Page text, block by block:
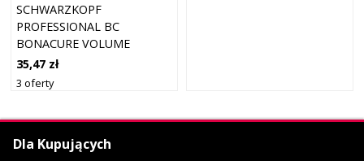
SCHWARZKOPF
PROFESSIONAL BC
BONACURE VOLUME
BOOST PERFECT FOAM
CREATINE (150ML)
35,47 zł
3 oferty
Dla Kupujących